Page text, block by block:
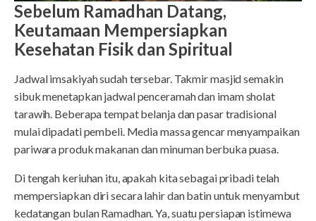
Sebelum Ramadhan Datang,
Keutamaan Mempersiapkan
Kesehatan Fisik dan Spiritual
Jadwal imsakiyah sudah tersebar. Takmir masjid semakin
sibuk menetapkan jadwal penceramah dan imam sholat
tarawih. Beberapa tempat belanja dan pasar tradisional
mulai dipadati pembeli. Media massa gencar menyampaikan
pariwara produk makanan dan minuman berbuka puasa.
Di tengah keriuhan itu, apakah kita sebagai pribadi telah
mempersiapkan diri secara lahir dan batin untuk menyambut
kedatangan bulan Ramadhan. Ya, suatu persiapan istimewa